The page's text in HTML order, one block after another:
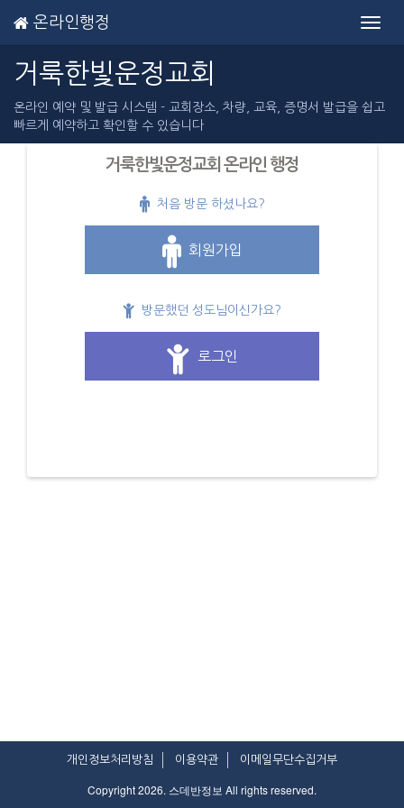
온라인행정
거룩한빛운정교회
온라인 예약 및 발급 시스템 - 교회장소, 차량, 교육, 증명서 발급을 쉽고
빠르게 예약하고 확인할 수 있습니다
거룩한빛운정교회 온라인 행정
처음 방문 하셨나요?
회원가입
방문했던 성도님이신가요?
로그인
개인정보처리방침 이용약관 이메일무단수집거부
Copyright 2026. 스데반정보 All rights reserved.